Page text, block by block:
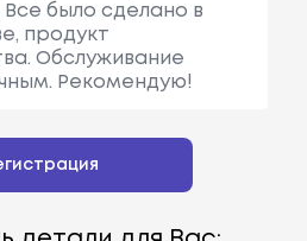
было сделано в
продукт
Обслуживание
Рекомендую!